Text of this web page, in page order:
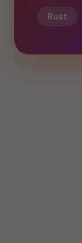
Rust